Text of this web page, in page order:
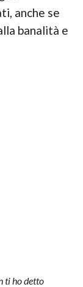
anche se
banalità e
ti ho detto